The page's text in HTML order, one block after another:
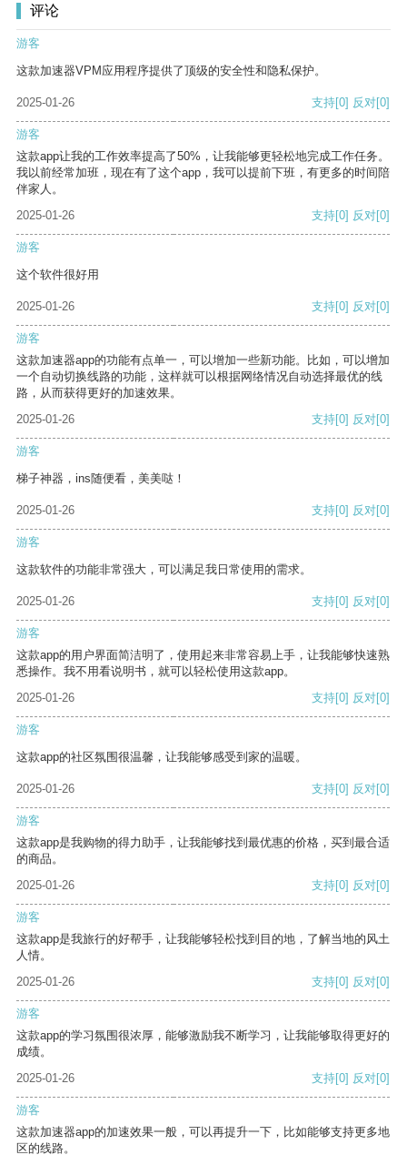
评论
游客
这款加速器VPM应用程序提供了顶级的安全性和隐私保护。
2025-01-26 支持[0] 反对[0]
游客
这款app让我的工作效率提高了50%，让我能够更轻松地完成工作任务。
我以前经常加班，现在有了这个app，我可以提前下班，有更多的时间陪
伴家人。
2025-01-26
支持[0] 反对[0]
游客
这个软件很好用
2025-01-26 支持[0] 反对[0]
游客
这款加速器app的功能有点单一，可以增加一些新功能。比如，可以增加
一个自动切换线路的功能，这样就可以根据网络情况自动选择最优的线
路，从而获得更好的加速效果。
2025-01-26
支持[0] 反对[0]
游客
梯子神器，ins随便看，美美哒！
2025-01-26 支持[0] 反对[0]
游客
这款软件的功能非常强大，可以满足我日常使用的需求。
2025-01-26 支持[0] 反对[0]
游客
这款app的用户界面简洁明了，使用起来非常容易上手，让我能够快速熟
悉操作。我不用看说明书，就可以轻松使用这款app。
2025-01-26
支持[0] 反对[0]
游客
这款app的社区氛围很温馨，让我能够感受到家的温暖。
2025-01-26 支持[0] 反对[0]
游客
这款app是我购物的得力助手，让我能够找到最优惠的价格，买到最合适
的商品。
2025-01-26
支持[0] 反对[0]
游客
这款app是我旅行的好帮手，让我能够轻松找到目的地，了解当地的风土
人情。
2025-01-26
支持[0] 反对[0]
游客
这款app的学习氛围很浓厚，能够激励我不断学习，让我能够取得更好的
成绩。
2025-01-26
支持[0] 反对[0]
游客
这款加速器app的加速效果一般，可以再提升一下，比如能够支持更多地
区的线路。